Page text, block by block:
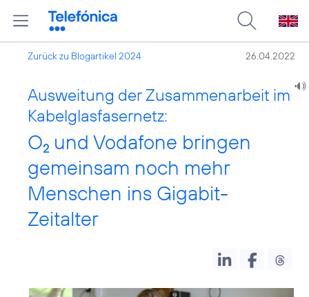
Zurück zu Blogartikel 2024 26.04.2022
Ausweitung der Zusammenarbeit im
Kabelglasfasernetz:
O2 und Vodafone bringen
gemeinsam noch mehr
Menschen ins Gigabit-
Zeitalter